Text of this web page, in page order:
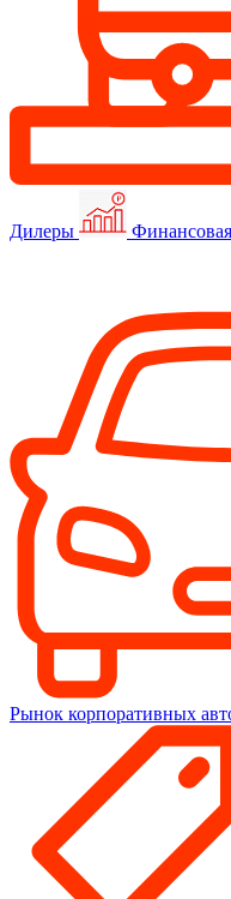
Дилеры
Рынок корпоративных